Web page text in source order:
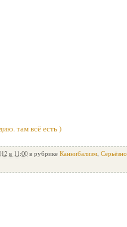
там всё есть )
в 11:00 в рубрике Каннибализм, Серьёзно